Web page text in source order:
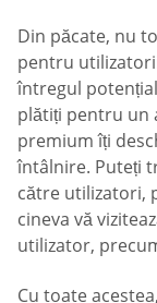
Din păcate, nu
pentru
întregul
plătiți pentru un
premium îți
întâlnire. Puteți
către utilizatori,
cineva vă
utilizator,
Cu toate